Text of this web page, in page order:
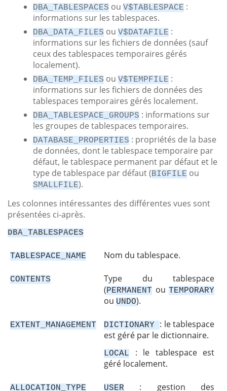
DBA_TABLESPACES ou V$TABLESPACE :
informations sur les tablespaces.
DBA_DATA_FILES ou V$DATAFILE :
informations sur les fichiers de données (sauf
ceux des tablespaces temporaires gérés
localement).
DBA_TEMP_FILES ou V$TEMPFILE :
informations sur les fichiers de données des
tablespaces temporaires gérés localement.
DBA_TABLESPACE_GROUPS : informations sur
les groupes de tablespaces temporaires.
DATABASE_PROPERTIES : propriétés de la base
de données, dont le tablespace temporaire par
défaut, le tablespace permanent par défaut et le
type de tablespace par défaut (BIGFILE ou
SMALLFILE).
Les colonnes intéressantes des différentes vues sont
présentées ci-après.
DBA_TABLESPACES
TABLESPACE_NAME Nom du tablespace.
CONTENTS
Type du tablespace
(PERMANENT ou TEMPORARY
ou UNDO).
EXTENT_MANAGEMENT DICTIONARY : le tablespace
est géré par le dictionnaire.
LOCAL
: le tablespace est
géré localement.
ALLOCATION_TYPE USER : gestion des